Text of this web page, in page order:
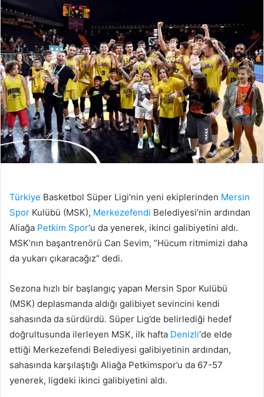
Türkiye Basketbol Süper Ligi’nin yeni ekiplerinden Mersin
Spor Kulübü (MSK), Merkezefendi Belediyesi’nin ardından
Aliağa Petkim Spor‘u da yenerek, ikinci galibiyetini aldı.
MSK’nın başantrenörü Can Sevim, “Hücum ritmimizi daha
da yukarı çıkaracağız” dedi.
Sezona hızlı bir başlangıç yapan Mersin Spor Kulübü
(MSK) deplasmanda aldığı galibiyet sevincini kendi
sahasında da sürdürdü. Süper Lig’de belirlediği hedef
doğrultusunda ilerleyen MSK, ilk hafta Denizli‘de elde
ettiği Merkezefendi Belediyesi galibiyetinin ardından,
sahasında karşılaştığı Aliağa Petkimspor’u da 67-57
yenerek, ligdeki ikinci galibiyetini aldı.